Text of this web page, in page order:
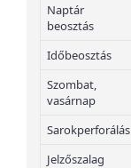
Naptár
beosztás
Időbeosztás
Szombat,
vasárnap
Sarokperforálás
Jelzőszalag